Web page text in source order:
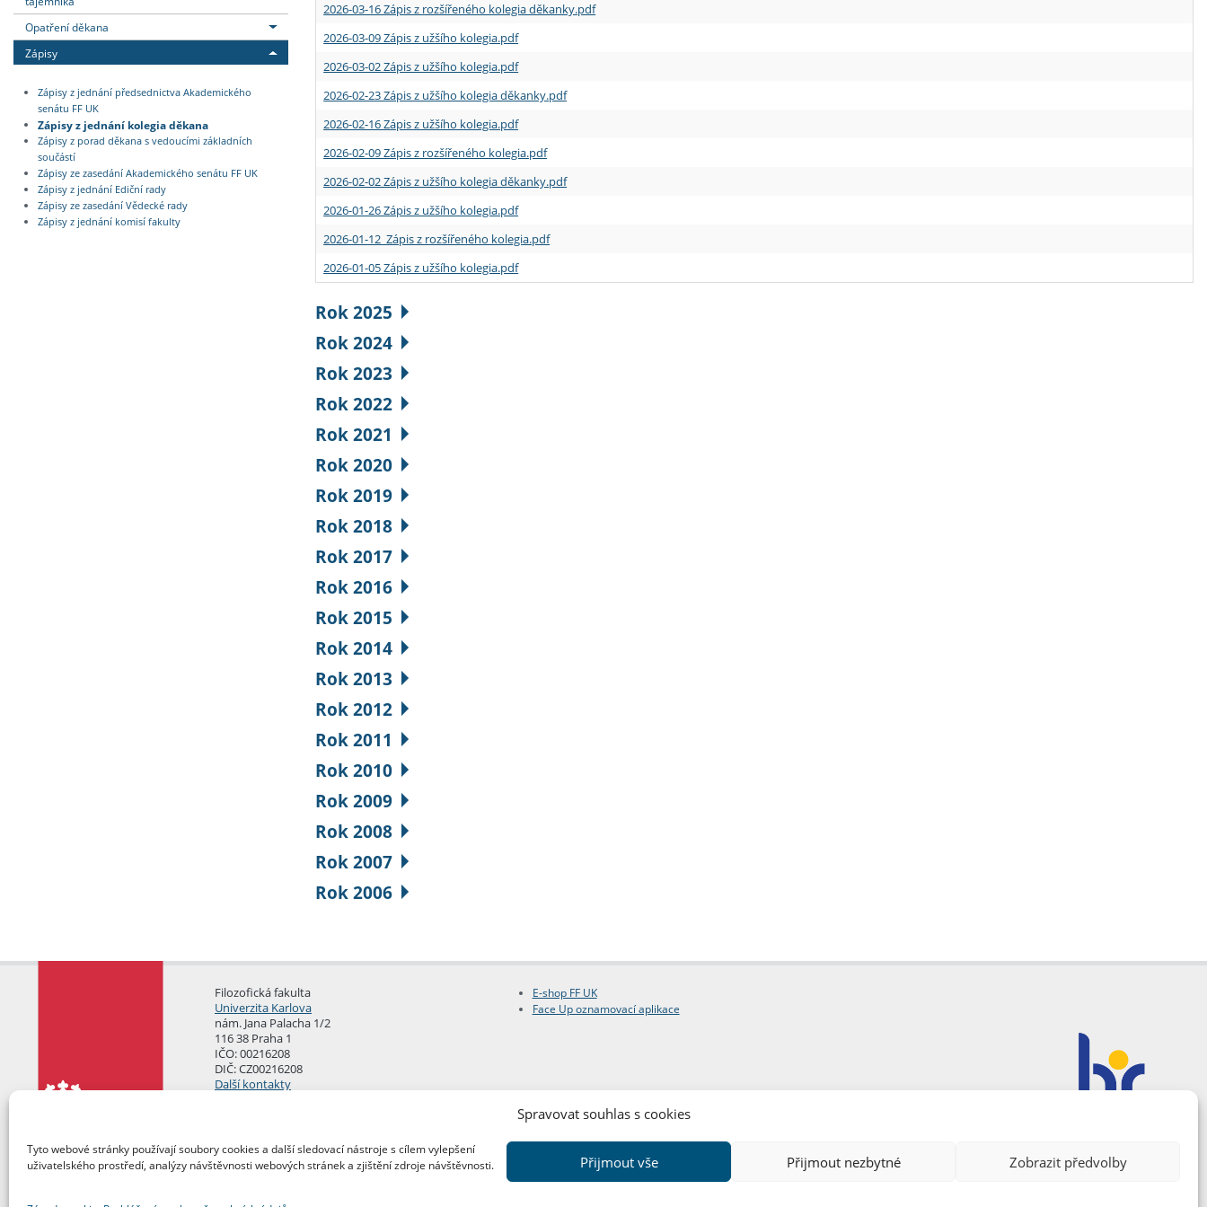
Spravovat souhlas s cookies
Tyto webové stránky používají soubory cookies a další sledovací nástroje s cílem vylepšení
uživatelského prostředí, analýzy návštěvnosti webových stránek a zjištění zdroje návštěvnosti.
Přijmout vše Přijmout nezbytné Zobrazit předvolby
Opatření děkana
Zápisy
Zápisy z jednání předsednictva Akademického
senátu FF UK
Zápisy z jednání kolegia děkana
Zápisy z porad děkana s vedoucími základních
součástí
Zápisy ze zasedání Akademického senátu FF UK
Zápisy z jednání Ediční rady
Zápisy ze zasedání Vědecké rady
Zápisy z jednání komisí fakulty
2026-03-16 Zápis z rozšířeného kolegia děkanky.pdf
2026-03-09 Zápis z užšího kolegia.pdf
2026-03-02 Zápis z užšího kolegia.pdf
2026-02-23 Zápis z užšího kolegia děkanky.pdf
2026-02-16 Zápis z užšího kolegia.pdf
2026-02-09 Zápis z rozšířeného kolegia.pdf
2026-02-02 Zápis z užšího kolegia děkanky.pdf
2026-01-26 Zápis z užšího kolegia.pdf
2026-01-12 Zápis z rozšířeného kolegia.pdf
2026-01-05 Zápis z užšího kolegia.pdf
Rok 2025
Rok 2024
Rok 2023
Rok 2022
Rok 2021
Rok 2020
Rok 2019
Rok 2018
Rok 2017
Rok 2016
Rok 2015
Rok 2014
Rok 2013
Rok 2012
Rok 2011
Rok 2010
Rok 2009
Rok 2008
Rok 2007
Rok 2006
Filozofická fakulta
Univerzita Karlova
nám. Jana Palacha 1/2
116 38 Praha 1
IČO: 00216208
DIČ: CZ00216208
Další kontakty
E-shop FF UK
Face Up oznamovací aplikace